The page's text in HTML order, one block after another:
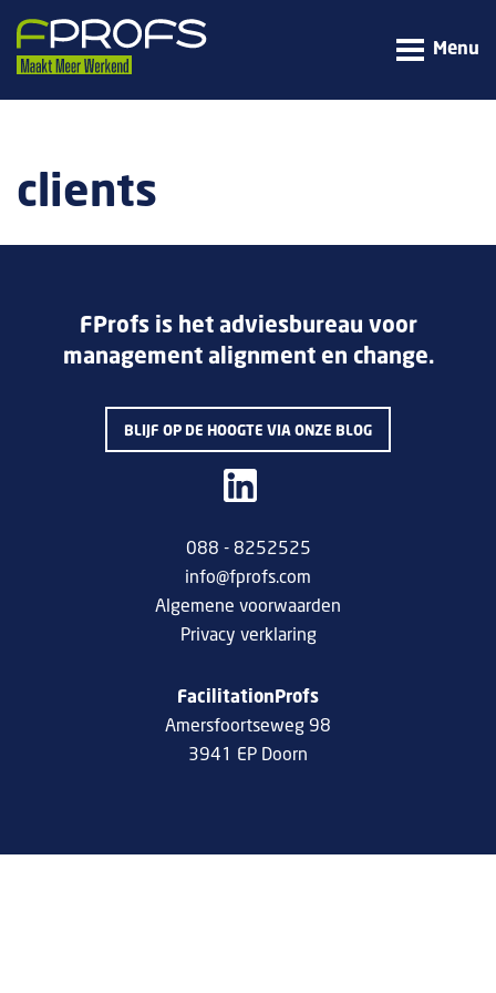
Menu
clients
FProfs is het adviesbureau voor
management alignment en change.
BLIJF OP DE HOOGTE VIA ONZE BLOG
088 - 8252525
info@fprofs.com
Algemene voorwaarden
Privacy verklaring
FacilitationProfs
Amersfoortseweg 98
3941 EP Doorn